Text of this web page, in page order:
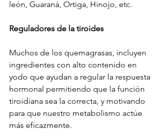
león, Guaraná, Ortiga, Hinojo, etc.
Reguladores de la tiroides
Muchos de los quemagrasas, incluyen
ingredientes con alto contenido en
yodo que ayudan a regular la respuesta
hormonal permitiendo que la función
tiroidiana sea la correcta, y motivando
para que nuestro metabolismo actúe
más eficazmente.